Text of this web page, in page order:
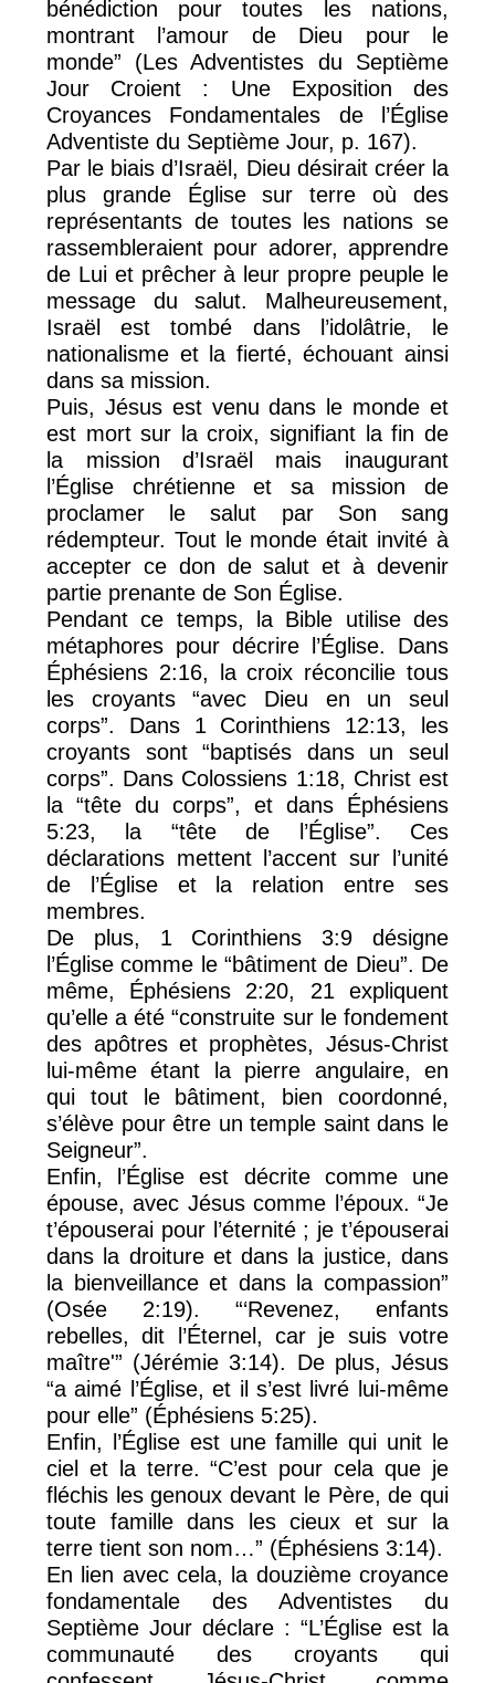
bénédiction pour toutes les nations,
montrant l’amour de Dieu pour le
monde” (Les Adventistes du Septième
Jour Croient : Une Exposition des
Croyances Fondamentales de l’Église
Adventiste du Septième Jour, p. 167).
Par le biais d’Israël, Dieu désirait créer la
plus grande Église sur terre où des
représentants de toutes les nations se
rassembleraient pour adorer, apprendre
de Lui et prêcher à leur propre peuple le
message du salut. Malheureusement,
Israël est tombé dans l’idolâtrie, le
nationalisme et la fierté, échouant ainsi
dans sa mission.
Puis, Jésus est venu dans le monde et
est mort sur la croix, signifiant la fin de
la mission d’Israël mais inaugurant
l’Église chrétienne et sa mission de
proclamer le salut par Son sang
rédempteur. Tout le monde était invité à
accepter ce don de salut et à devenir
partie prenante de Son Église.
Pendant ce temps, la Bible utilise des
métaphores pour décrire l’Église. Dans
Éphésiens 2:16, la croix réconcilie tous
les croyants “avec Dieu en un seul
corps”. Dans 1 Corinthiens 12:13, les
croyants sont “baptisés dans un seul
corps”. Dans Colossiens 1:18, Christ est
la “tête du corps”, et dans Éphésiens
5:23, la “tête de l’Église”. Ces
déclarations mettent l’accent sur l’unité
de l’Église et la relation entre ses
membres.
De plus, 1 Corinthiens 3:9 désigne
l’Église comme le “bâtiment de Dieu”. De
même, Éphésiens 2:20, 21 expliquent
qu’elle a été “construite sur le fondement
des apôtres et prophètes, Jésus-Christ
lui-même étant la pierre angulaire, en
qui tout le bâtiment, bien coordonné,
s’élève pour être un temple saint dans le
Seigneur”.
Enfin, l’Église est décrite comme une
épouse, avec Jésus comme l’époux. “Je
t’épouserai pour l’éternité ; je t’épouserai
dans la droiture et dans la justice, dans
la bienveillance et dans la compassion”
(Osée 2:19). “‘Revenez, enfants
rebelles, dit l’Éternel, car je suis votre
maître'” (Jérémie 3:14). De plus, Jésus
“a aimé l’Église, et il s’est livré lui-même
pour elle” (Éphésiens 5:25).
Enfin, l’Église est une famille qui unit le
ciel et la terre. “C’est pour cela que je
fléchis les genoux devant le Père, de qui
toute famille dans les cieux et sur la
terre tient son nom…” (Éphésiens 3:14).
En lien avec cela, la douzième croyance
fondamentale des Adventistes du
Septième Jour déclare : “L’Église est la
communauté des croyants qui